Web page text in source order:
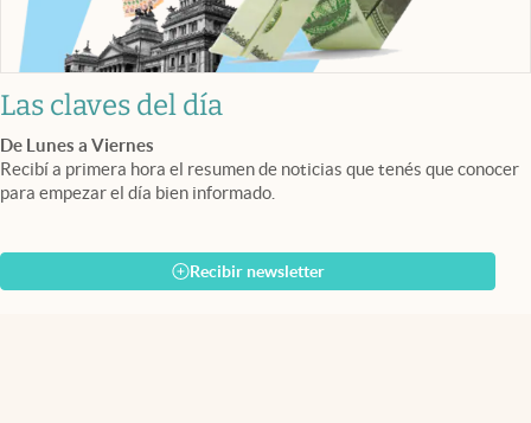
Las claves del día
De Lunes a Viernes
Recibí a primera hora el resumen de noticias que tenés que conocer
para empezar el día bien informado.
Recibir newsletter